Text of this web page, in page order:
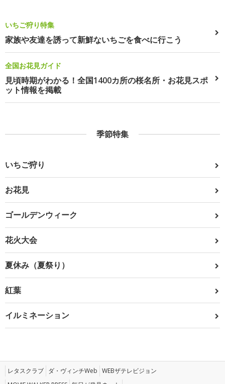
いちご狩り特集
家族や友達を誘って新鮮ないちごを食べに行こう
全国お花見ガイド
見頃時期がわかる！全国1400カ所の桜名所・お花見スポ
ット情報を掲載
季節特集
いちご狩り
お花見
ゴールデンウィーク
花火大会
夏休み（夏祭り）
紅葉
イルミネーション
レタスクラブ ダ・ヴィンチWeb WEBザテレビジョン